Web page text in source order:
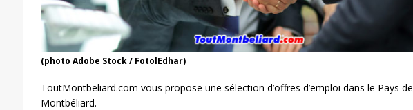
(photo Adobe Stock / FotolEdhar)
ToutMontbeliard.com vous propose une sélection d’offres d’emploi dans le Pays de
Montbéliard.